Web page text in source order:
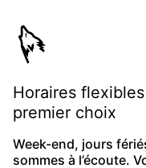
Horaires
premier choix
Week-end, jours
sommes à l’écoute.